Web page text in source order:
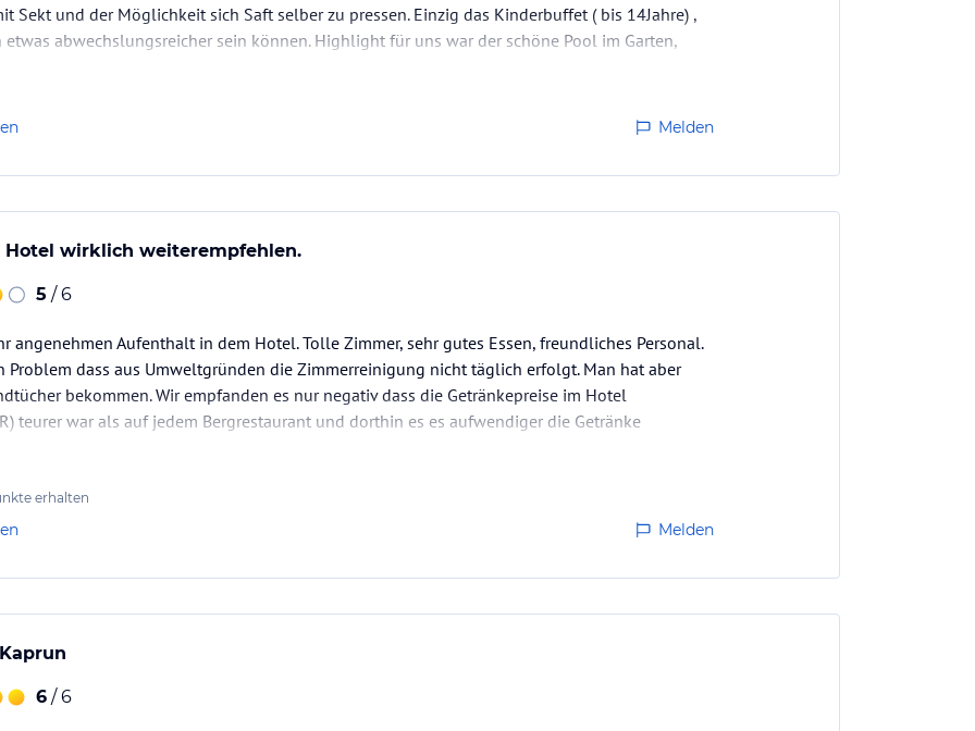
Sekt und der Möglichkeit sich Saft selber zu pressen. Einzig das Kinderbuffet ( bis 14Jahre) ,
etwas abwechslungsreicher sein können. Highlight für uns war der schöne Pool im Garten,
Melden
Hotel wirklich weiterempfehlen.
5 / 6
angenehmen Aufenthalt in dem Hotel. Tolle Zimmer, sehr gutes Essen, freundliches Personal.
Problem dass aus Umweltgründen die Zimmerreinigung nicht täglich erfolgt. Man hat aber
bekommen. Wir empfanden es nur negativ dass die Getränkepreise im Hotel
teurer war als auf jedem Bergrestaurant und dorthin es es aufwendiger die Getränke
erhalten
Melden
6 / 6